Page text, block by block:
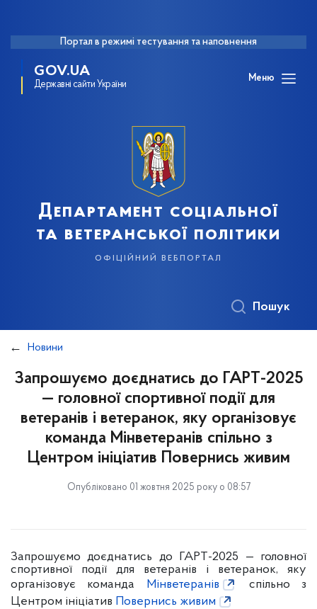
Портал в режимі тестування та наповнення
GOV.UA
Державні сайти України
Меню
Департамент соціальної
та ветеранської політики
офіційний вебпортал
Пошук
Новини
Запрошуємо доєднатись до ГАРТ-2025
— головної спортивної події для
ветеранів і ветеранок, яку організовує
команда Мінветеранів спільно з
Центром ініціатив Повернись живим
Опубліковано 01 жовтня 2025 року о 08:57
Запрошуємо доєднатись до ГАРТ-2025 — головної
спортивної події для ветеранів і ветеранок, яку
організовує команда Мінветеранів
спільно з
Центром ініціатив Повернись живим